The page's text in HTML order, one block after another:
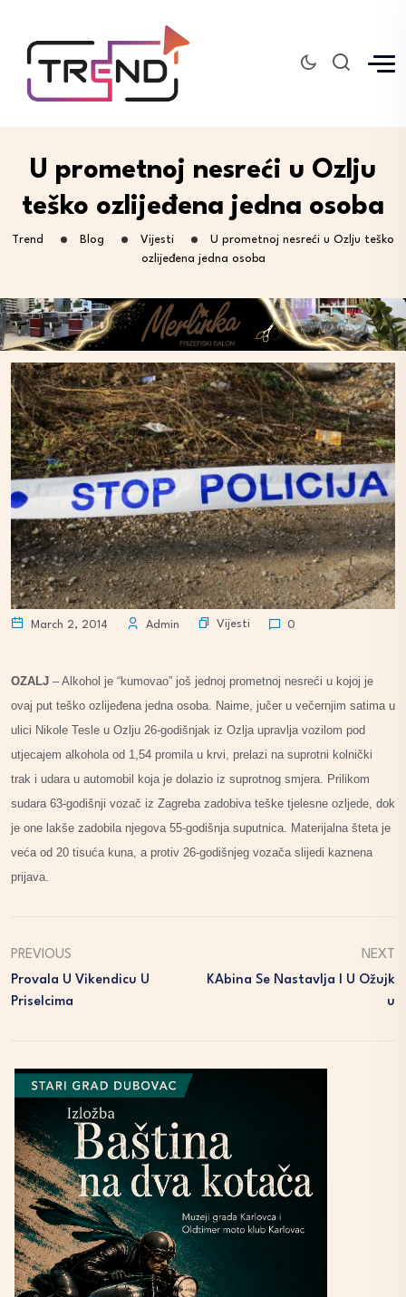
U prometnoj nesreći u Ozlju
teško ozlijeđena jedna osoba
Trend Blog Vijesti
U prometnoj nesreći u Ozlju teško
ozlijeđena jedna osoba
March 2, 2014 Admin Vijesti 0
OZALJ – Alkohol je “kumovao” još jednoj prometnoj nesreći u kojoj je
ovaj put teško ozlijeđena jedna osoba. Naime, jučer u večernjim satima u
ulici Nikole Tesle u Ozlju 26-godišnjak iz Ozlja upravlja vozilom pod
utjecajem alkohola od 1,54 promila u krvi, prelazi na suprotni kolnički
trak i udara u automobil koja je dolazio iz suprotnog smjera. Prilikom
sudara 63-godišnji vozač iz Zagreba zadobiva teške tjelesne ozljede, dok
je one lakše zadobila njegova 55-godišnja suputnica. Materijalna šteta je
veća od 20 tisuća kuna, a protiv 26-godišnjeg vozača slijedi kaznena
prijava.
PREVIOUS
Provala U Vikendicu U
Priselcima
NEXT
KAbina Se Nastavlja I U Ožujk
U